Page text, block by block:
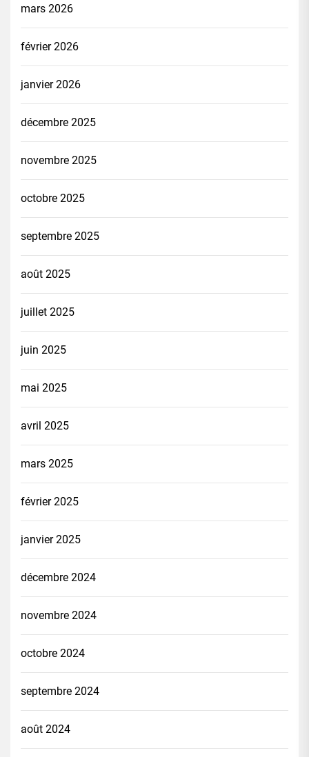
mars 2026
février 2026
janvier 2026
décembre 2025
novembre 2025
octobre 2025
septembre 2025
août 2025
juillet 2025
juin 2025
mai 2025
avril 2025
mars 2025
février 2025
janvier 2025
décembre 2024
novembre 2024
octobre 2024
septembre 2024
août 2024